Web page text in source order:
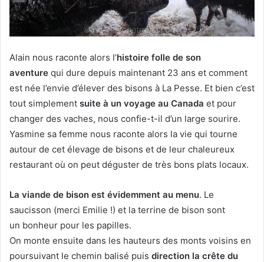
Alain nous raconte alors l’histoire folle de son
aventure qui dure depuis maintenant 23 ans et comment
est née l’envie d’élever des bisons à La Pesse. Et bien c’est
tout simplement suite à un voyage au Canada et pour
changer des vaches, nous confie-t-il d’un large sourire.
Yasmine sa femme nous raconte alors la vie qui tourne
autour de cet élevage de bisons et de leur chaleureux
restaurant où on peut déguster de très bons plats locaux.
La viande de bison est évidemment au menu. Le
saucisson (merci Emilie !) et la terrine de bison sont
un bonheur pour les papilles.
On monte ensuite dans les hauteurs des monts voisins en
poursuivant le chemin balisé puis direction la crête du